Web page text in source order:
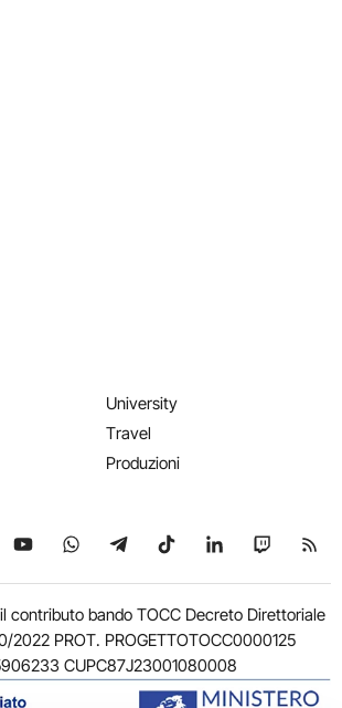
University
Travel
Produzioni
su X
Seguici su YouTube
Seguici su WhatsApp
Seguici su Telegram
Seguici su TikTok
Seguici su
Seguici
contributo bando TOCC Decreto Direttoriale
2022 PROT. PROGETTOTOCC0000125
CUPC87J23001080008